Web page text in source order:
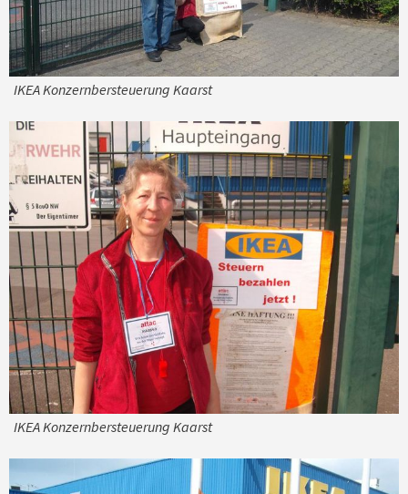
IKEA Konzernbersteuerung Kaarst
IKEA Konzernbersteuerung Kaarst